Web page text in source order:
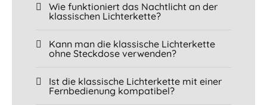
Wie funktioniert das Nachtlicht an der
klassischen Lichterkette?
Kann man die klassische Lichterkette
ohne Steckdose verwenden?
Ist die klassische Lichterkette mit einer
Fernbedienung kompatibel?